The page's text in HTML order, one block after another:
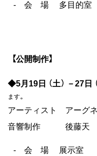
会 場
多目的室
【公開制作】
◆5月19日（土）－27日（
アーティスト アーグ
音響制作 後藤天
会 場 展示室